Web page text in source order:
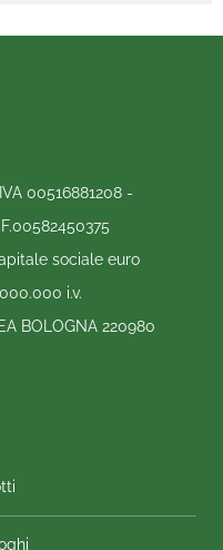
00516881208 -
sociale euro
i.v.
BOLOGNA 220980